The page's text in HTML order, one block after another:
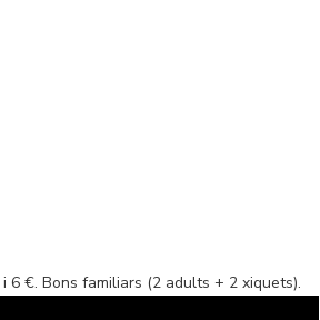
6 €. Bons familiars (2 adults + 2 xiquets).